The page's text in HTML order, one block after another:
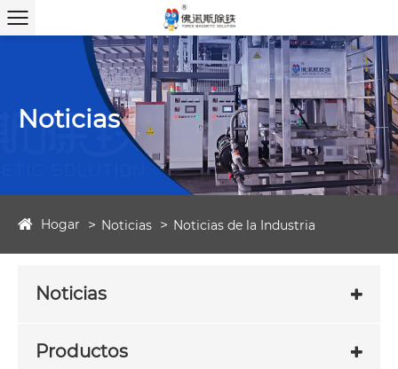
Noticias
Hogar Noticias Noticias de la Industria
Noticias
Productos